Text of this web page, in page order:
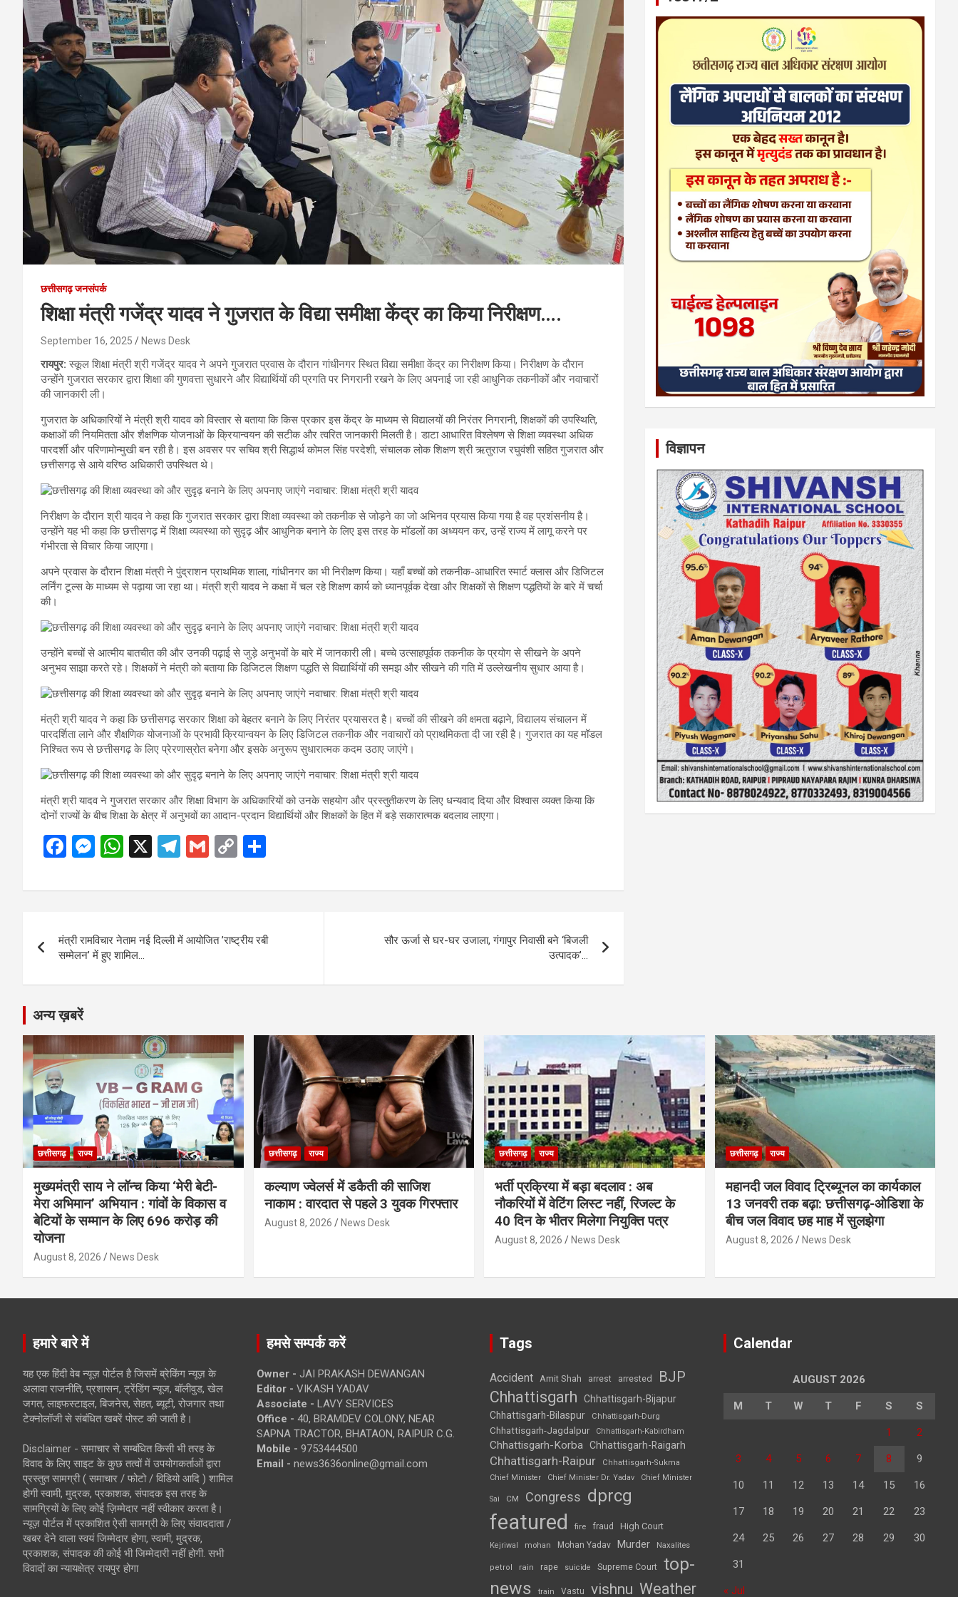
छत्तीसगढ़ जनसंपर्क
शिक्षा मंत्री गजेंद्र यादव ने गुजरात के विद्या समीक्षा केंद्र का किया निरीक्षण….
September 16, 2025 News Desk
रायपुर: स्कूल शिक्षा मंत्री श्री गजेंद्र यादव ने अपने गुजरात प्रवास के दौरान गांधीनगर स्थित विद्या समीक्षा केंद्र का निरीक्षण किया। निरीक्षण के दौरान
उन्होंने गुजरात सरकार द्वारा शिक्षा की गुणवत्ता सुधारने और विद्यार्थियों की प्रगति पर निगरानी रखने के लिए अपनाई जा रही आधुनिक तकनीकों और नवाचारों
की जानकारी ली।
गुजरात के अधिकारियों ने मंत्री श्री यादव को विस्तार से बताया कि किस प्रकार इस केंद्र के माध्यम से विद्यालयों की निरंतर निगरानी, शिक्षकों की उपस्थिति,
कक्षाओं की नियमितता और शैक्षणिक योजनाओं के क्रियान्वयन की सटीक और त्वरित जानकारी मिलती है। डाटा आधारित विश्लेषण से शिक्षा व्यवस्था अधिक
पारदर्शी और परिणामोन्मुखी बन रही है। इस अवसर पर सचिव श्री सिद्धार्थ कोमल सिंह परदेशी, संचालक लोक शिक्षण श्री ऋतुराज रघुवंशी सहित गुजरात और
छत्तीसगढ़ से आये वरिष्ठ अधिकारी उपस्थित थे।
निरीक्षण के दौरान श्री यादव ने कहा कि गुजरात सरकार द्वारा शिक्षा व्यवस्था को तकनीक से जोड़ने का जो अभिनव प्रयास किया गया है वह प्रशंसनीय है।
उन्होंने यह भी कहा कि छत्तीसगढ़ में शिक्षा व्यवस्था को सुदृढ़ और आधुनिक बनाने के लिए इस तरह के मॉडलों का अध्ययन कर, उन्हें राज्य में लागू करने पर
गंभीरता से विचार किया जाएगा।
अपने प्रवास के दौरान शिक्षा मंत्री ने पुंद्राशन प्राथमिक शाला, गांधीनगर का भी निरीक्षण किया। यहाँ बच्चों को तकनीक-आधारित स्मार्ट क्लास और डिजिटल
लर्निंग टूल्स के माध्यम से पढ़ाया जा रहा था। मंत्री श्री यादव ने कक्षा में चल रहे शिक्षण कार्य को ध्यानपूर्वक देखा और शिक्षकों से शिक्षण पद्धतियों के बारे में चर्चा
की।
उन्होंने बच्चों से आत्मीय बातचीत की और उनकी पढ़ाई से जुड़े अनुभवों के बारे में जानकारी ली। बच्चे उत्साहपूर्वक तकनीक के प्रयोग से सीखने के अपने
अनुभव साझा करते रहे। शिक्षकों ने मंत्री को बताया कि डिजिटल शिक्षण पद्धति से विद्यार्थियों की समझ और सीखने की गति में उल्लेखनीय सुधार आया है।
मंत्री श्री यादव ने कहा कि छत्तीसगढ़ सरकार शिक्षा को बेहतर बनाने के लिए निरंतर प्रयासरत है। बच्चों की सीखने की क्षमता बढ़ाने, विद्यालय संचालन में
पारदर्शिता लाने और शैक्षणिक योजनाओं के प्रभावी क्रियान्वयन के लिए डिजिटल तकनीक और नवाचारों को प्राथमिकता दी जा रही है। गुजरात का यह मॉडल
निश्चित रूप से छत्तीसगढ़ के लिए प्रेरणास्रोत बनेगा और इसके अनुरूप सुधारात्मक कदम उठाए जाएंगे।
मंत्री श्री यादव ने गुजरात सरकार और शिक्षा विभाग के अधिकारियों को उनके सहयोग और प्रस्तुतीकरण के लिए धन्यवाद दिया और विश्वास व्यक्त किया कि
दोनों राज्यों के बीच शिक्षा के क्षेत्र में अनुभवों का आदान-प्रदान विद्यार्थियों और शिक्षकों के हित में बड़े सकारात्मक बदलाव लाएगा।
F
ce
o
o
k
M
se
g
er
W
at
A
p
p
X
T
e
a
G
ail
C
py
n
ar
navigation
मंत्री रामविचार नेताम नई दिल्ली में आयोजित ’राष्ट्रीय रबी
सम्मेलन’ में हुए शामिल…
सौर ऊर्जा से घर-घर उजाला, गंगापुर निवासी बने ‘बिजली
उत्पादक’…
विज्ञापन
अन्य ख़बरें
छत्तीसगढ़ राज्य
मुख्यमंत्री साय ने लॉन्च किया ‘मेरी बेटी-
मेरा अभिमान’ अभियान : गांवों के विकास व
बेटियों के सम्मान के लिए 696 करोड़ की
योजना
August 8, 2026 News Desk
छत्तीसगढ़ राज्य
कल्याण ज्वेलर्स में डकैती की साजिश
नाकाम : वारदात से पहले 3 युवक गिरफ्तार
August 8, 2026 News Desk
छत्तीसगढ़ राज्य
भर्ती प्रक्रिया में बड़ा बदलाव : अब
नौकरियों में वेटिंग लिस्ट नहीं, रिजल्ट के
40 दिन के भीतर मिलेगा नियुक्ति पत्र
August 8, 2026 News Desk
छत्तीसगढ़ राज्य
महानदी जल विवाद ट्रिब्यूनल का कार्यकाल
13 जनवरी तक बढ़ा: छत्तीसगढ़-ओडिशा के
बीच जल विवाद छह माह में सुलझेगा
August 8, 2026 News Desk
हमारे बारे में
यह एक हिंदी वेब न्यूज़ पोर्टल है जिसमें ब्रेकिंग न्यूज़ के
अलावा राजनीति, प्रशासन, ट्रेंडिंग न्यूज, बॉलीवुड, खेल
जगत, लाइफस्टाइल, बिजनेस, सेहत, ब्यूटी, रोजगार तथा
टेक्नोलॉजी से संबंधित खबरें पोस्ट की जाती है।
Disclaimer - समाचार से सम्बंधित किसी भी तरह के
विवाद के लिए साइट के कुछ तत्वों में उपयोगकर्ताओं द्वारा
प्रस्तुत सामग्री ( समाचार / फोटो / विडियो आदि ) शामिल
होगी स्वामी, मुद्रक, प्रकाशक, संपादक इस तरह के
सामग्रियों के लिए कोई ज़िम्मेदार नहीं स्वीकार करता है।
न्यूज़ पोर्टल में प्रकाशित ऐसी सामग्री के लिए संवाददाता /
खबर देने वाला स्वयं जिम्मेदार होगा, स्वामी, मुद्रक,
प्रकाशक, संपादक की कोई भी जिम्मेदारी नहीं होगी. सभी
विवादों का न्यायक्षेत्र रायपुर होगा
हमसे सम्पर्क करें
Owner - JAI PRAKASH DEWANGAN
Editor - VIKASH YADAV
Associate - LAVY SERVICES
Office - 40, BRAMDEV COLONY, NEAR
SAPNA TRACTOR, BHATAON, RAIPUR C.G.
Mobile - 9753444500
Email - news3636online@gmail.com
Tags
Accident Amit Shah arrest arrested BJP
Chhattisgarh
Chhattisgarh-Bijapur
Chhattisgarh-Bilaspur
Chhattisgarh-Durg
Chhattisgarh-Jagdalpur Chhattisgarh-Kabirdham
Chhattisgarh-Korba Chhattisgarh-Raigarh
Chhattisgarh-Raipur
Chhattisgarh-Sukma
Chief Minister
Chief Minister Dr. Yadav Chief Minister
Sai CM Congress dprcg
featured fire fraud High Court
Kejriwal mohan Mohan Yadav Murder Naxalites
petrol rain rape suicide Supreme Court top-
news
train Vastu vishnu Weather
Calendar
AUGUST 2026
M T W T F S S
1 2
3 4 5 6 7 8 9
10 11 12 13 14 15 16
17 18 19 20 21 22 23
24 25 26 27 28 29 30
31
« Jul